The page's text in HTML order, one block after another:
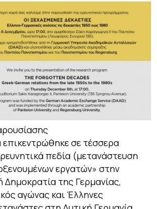
σε τέσσερα
πεδία (μετανάστευση
εργατών» στην
της Γερμανίας,
αγώνας και Έλληνες